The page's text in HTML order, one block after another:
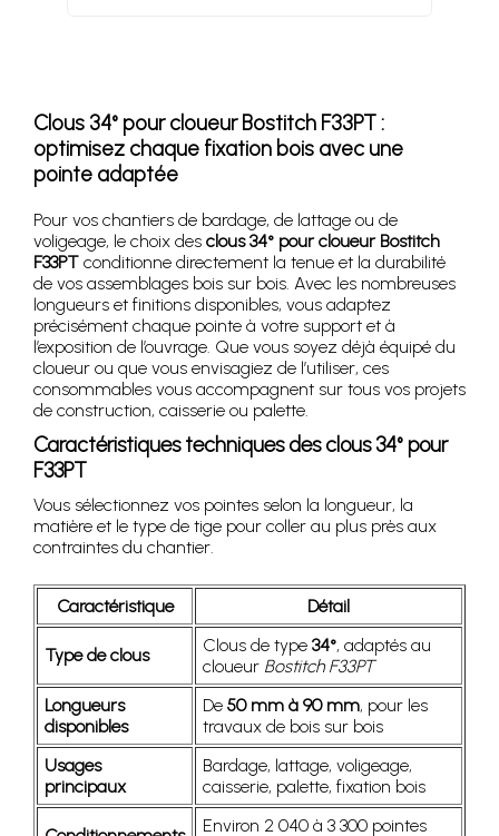
Clous 34° pour cloueur Bostitch F33PT :
optimisez chaque fixation bois avec une
pointe adaptée
Pour vos chantiers de bardage, de lattage ou de
voligeage, le choix des clous 34° pour cloueur Bostitch
F33PT conditionne directement la tenue et la durabilité
de vos assemblages bois sur bois. Avec les nombreuses
longueurs et finitions disponibles, vous adaptez
précisément chaque pointe à votre support et à
l’exposition de l’ouvrage. Que vous soyez déjà équipé du
cloueur ou que vous envisagiez de l’utiliser, ces
consommables vous accompagnent sur tous vos projets
de construction, caisserie ou palette.
Caractéristiques techniques des clous 34° pour
F33PT
Vous sélectionnez vos pointes selon la longueur, la
matière et le type de tige pour coller au plus près aux
contraintes du chantier.
Caractéristique Détail
Type de clous Clous de type 34°, adaptés au
cloueur Bostitch F33PT
Longueurs
disponibles
De 50 mm à 90 mm, pour les
travaux de bois sur bois
Usages
principaux
Bardage, lattage, voligeage,
caisserie, palette, fixation bois
Environ 2 040 à 3 300 pointes